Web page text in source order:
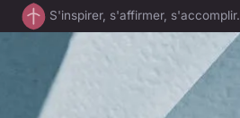
S'inspirer, s'affirmer, s'accomplir.